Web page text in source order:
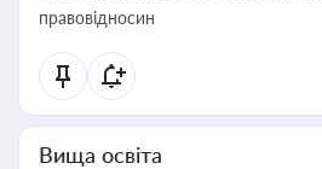
правовідносин
Вища освіта